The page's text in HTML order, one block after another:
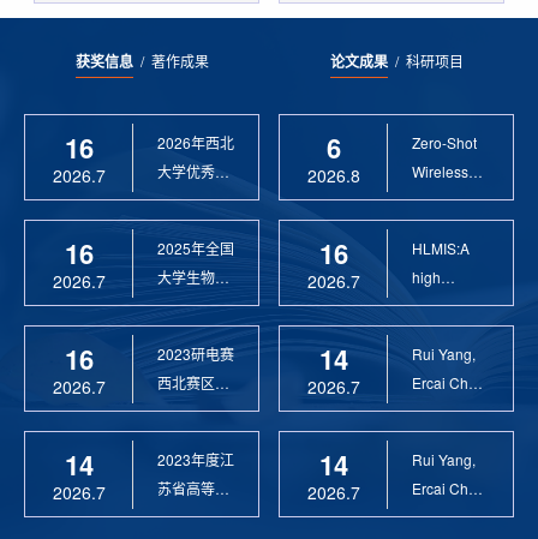
获奖信息/ 著作成果
16
2026.7
2026年西北
大学优秀硕
士论文指导
16
2026.7
2025年全国
大学生物联
网设计竞赛
16
2026.7
2023研电赛
西北赛区优
秀指导教师
14
2026.7
2023年度江
苏省高等学
校科学技术
论文成果/ 科研项目
6
2026.8
Zero-Shot
Wireless
Sensor
16
2026.7
HLMIS:A
high
Resolution
14
2026.7
Rui Yang,
Ercai Chen
and
14
2026.7
Rui Yang,
Ercai Chen
and